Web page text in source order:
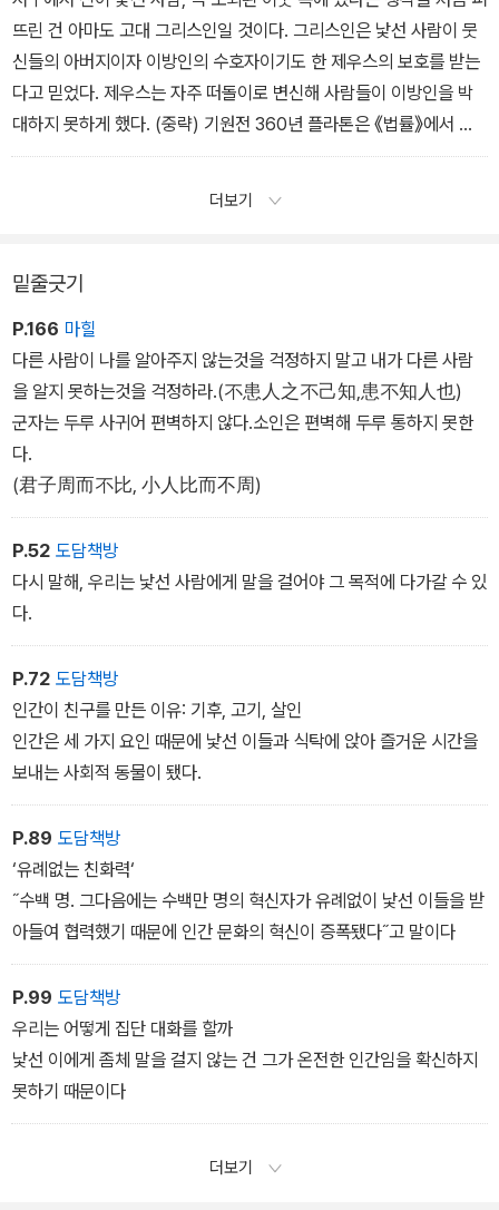
뜨린 건 아마도 고대 그리스인일 것이다. 그리스인은 낯선 사람이 뭇
신들의 아버지이자 이방인의 수호자이기도 한 제우스의 보호를 받는
다고 믿었다. 제우스는 자주 떠돌이로 변신해 사람들이 이방인을 박
대하지 못하게 했다. (중략) 기원전 360년 플라톤은 《법률》에서 이
렇게 경고했다. “신중함의 불씨를 가진 사람은 세상을 살면서 이방인
더보기
밑줄긋기
P.166 마힐
다른 사람이 나를 알아주지 않는것을 걱정하지 말고 내가 다른 사람
을 알지 못하는것을 걱정하라.(不患人之不己知,患不知人也)
군자는 두루 사귀어 편벽하지 않다.소인은 편벽해 두루 통하지 못한
다.
(君子周而不比, 小人比而不周)
P.52 도담책방
다시 말해, 우리는 낯선 사람에게 말을 걸어야 그 목적에 다가갈 수 있
다.
P.72 도담책방
인간이 친구를 만든 이유: 기후, 고기, 살인
인간은 세 가지 요인 때문에 낯선 이들과 식탁에 앉아 즐거운 시간을
보내는 사회적 동물이 됐다.
P.89 도담책방
‘유례없는 친화력‘
˝수백 명. 그다음에는 수백만 명의 혁신자가 유례없이 낯선 이들을 받
아들여 협력했기 때문에 인간 문화의 혁신이 증폭됐다˝고 말이다
P.99 도담책방
우리는 어떻게 집단 대화를 할까
낯선 이에게 좀체 말을 걸지 않는 건 그가 온전한 인간임을 확신하지
못하기 때문이다
더보기